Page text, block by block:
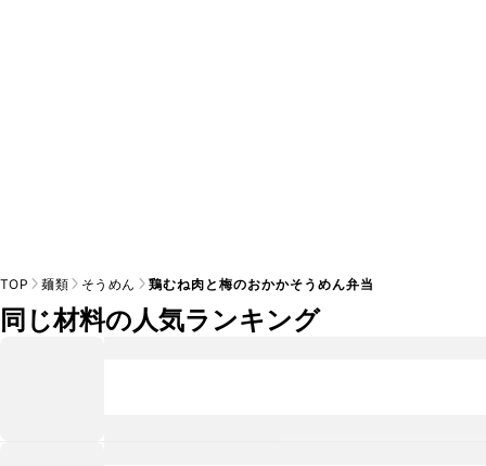
TOP 麺類 そうめん 鶏むね肉と梅のおかかそうめん弁当
同じ材料の人気ランキング